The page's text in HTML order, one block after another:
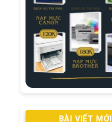
BÀI VIẾT MỚI